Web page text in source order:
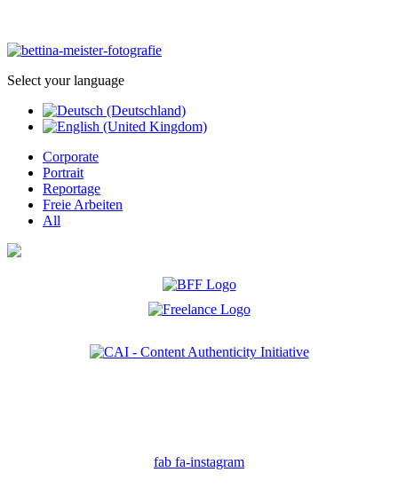
Select your language
Corporate
Portrait
Reportage
Freie Arbeiten
All
fab fa-instagram